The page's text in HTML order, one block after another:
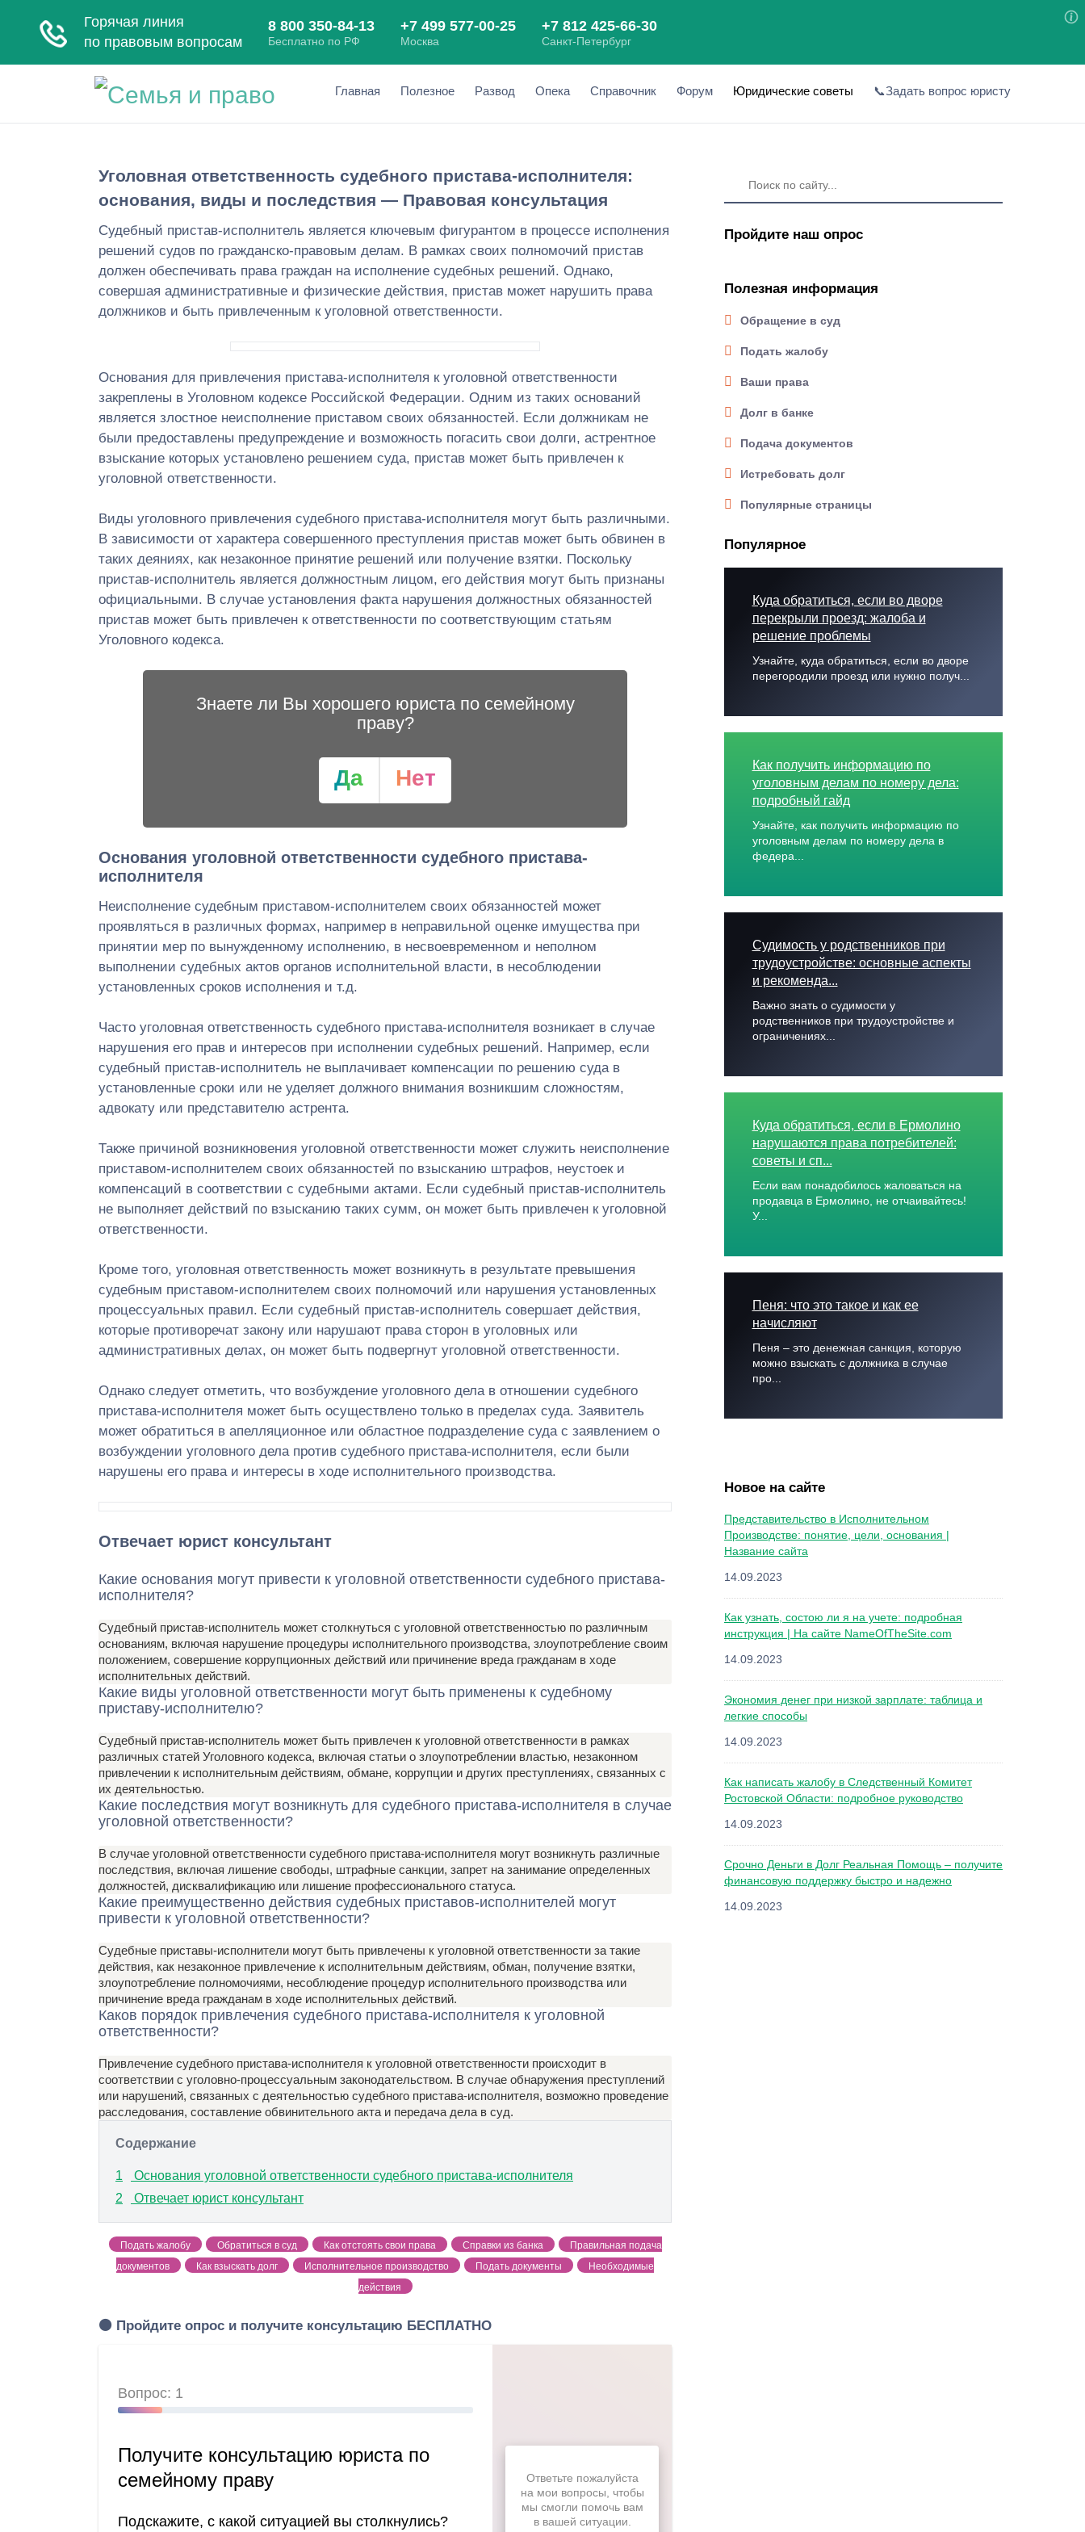
Главная Полезное Развод Опека Справочник Форум Юридические советы 📞Задать вопрос юристу
Уголовная ответственность судебного пристава-исполнителя:
основания, виды и последствия — Правовая консультация
Судебный пристав-исполнитель является ключевым фигурантом в процессе исполнения
решений судов по гражданско-правовым делам. В рамках своих полномочий пристав
должен обеспечивать права граждан на исполнение судебных решений. Однако,
совершая административные и физические действия, пристав может нарушить права
должников и быть привлеченным к уголовной ответственности.
Основания для привлечения пристава-исполнителя к уголовной ответственности
закреплены в Уголовном кодексе Российской Федерации. Одним из таких оснований
является злостное неисполнение приставом своих обязанностей. Если должникам не
были предоставлены предупреждение и возможность погасить свои долги, астрентное
взыскание которых установлено решением суда, пристав может быть привлечен к
уголовной ответственности.
Виды уголовного привлечения судебного пристава-исполнителя могут быть различными.
В зависимости от характера совершенного преступления пристав может быть обвинен в
таких деяниях, как незаконное принятие решений или получение взятки. Поскольку
пристав-исполнитель является должностным лицом, его действия могут быть признаны
официальными. В случае установления факта нарушения должностных обязанностей
пристав может быть привлечен к ответственности по соответствующим статьям
Уголовного кодекса.
Знаете ли Вы хорошего юриста по семейному
праву?
Да Нет
Основания уголовной ответственности судебного пристава-
исполнителя
Неисполнение судебным приставом-исполнителем своих обязанностей может
проявляться в различных формах, например в неправильной оценке имущества при
принятии мер по вынужденному исполнению, в несвоевременном и неполном
выполнении судебных актов органов исполнительной власти, в несоблюдении
установленных сроков исполнения и т.д.
Часто уголовная ответственность судебного пристава-исполнителя возникает в случае
нарушения его прав и интересов при исполнении судебных решений. Например, если
судебный пристав-исполнитель не выплачивает компенсации по решению суда в
установленные сроки или не уделяет должного внимания возникшим сложностям,
адвокату или представителю астрента.
Также причиной возникновения уголовной ответственности может служить неисполнение
приставом-исполнителем своих обязанностей по взысканию штрафов, неустоек и
компенсаций в соответствии с судебными актами. Если судебный пристав-исполнитель
не выполняет действий по взысканию таких сумм, он может быть привлечен к уголовной
ответственности.
Кроме того, уголовная ответственность может возникнуть в результате превышения
судебным приставом-исполнителем своих полномочий или нарушения установленных
процессуальных правил. Если судебный пристав-исполнитель совершает действия,
которые противоречат закону или нарушают права сторон в уголовных или
административных делах, он может быть подвергнут уголовной ответственности.
Однако следует отметить, что возбуждение уголовного дела в отношении судебного
пристава-исполнителя может быть осуществлено только в пределах суда. Заявитель
может обратиться в апелляционное или областное подразделение суда с заявлением о
возбуждении уголовного дела против судебного пристава-исполнителя, если были
нарушены его права и интересы в ходе исполнительного производства.
Отвечает юрист консультант
Какие основания могут привести к уголовной ответственности судебного пристава-
исполнителя?
Судебный пристав-исполнитель может столкнуться с уголовной ответственностью по различным
основаниям, включая нарушение процедуры исполнительного производства, злоупотребление своим
положением, совершение коррупционных действий или причинение вреда гражданам в ходе
исполнительных действий.
Какие виды уголовной ответственности могут быть применены к судебному
приставу-исполнителю?
Судебный пристав-исполнитель может быть привлечен к уголовной ответственности в рамках
различных статей Уголовного кодекса, включая статьи о злоупотреблении властью, незаконном
привлечении к исполнительным действиям, обмане, коррупции и других преступлениях, связанных с
их деятельностью.
Какие последствия могут возникнуть для судебного пристава-исполнителя в случае
уголовной ответственности?
В случае уголовной ответственности судебного пристава-исполнителя могут возникнуть различные
последствия, включая лишение свободы, штрафные санкции, запрет на занимание определенных
должностей, дисквалификацию или лишение профессионального статуса.
Какие преимущественно действия судебных приставов-исполнителей могут
привести к уголовной ответственности?
Судебные приставы-исполнители могут быть привлечены к уголовной ответственности за такие
действия, как незаконное привлечение к исполнительным действиям, обман, получение взятки,
злоупотребление полномочиями, несоблюдение процедур исполнительного производства или
причинение вреда гражданам в ходе исполнительных действий.
Каков порядок привлечения судебного пристава-исполнителя к уголовной
ответственности?
Привлечение судебного пристава-исполнителя к уголовной ответственности происходит в
соответствии с уголовно-процессуальным законодательством. В случае обнаружения преступлений
или нарушений, связанных с деятельностью судебного пристава-исполнителя, возможно проведение
расследования, составление обвинительного акта и передача дела в суд.
Содержание
1
Основания уголовной ответственности судебного пристава-исполнителя
2
Отвечает юрист консультант
Подать жалобу Обратиться в суд Как отстоять свои права Справки из банка
Правильная подача
документов
Как взыскать долг Исполнительное производство Подать документы
Необходимые
действия
🟠 Пройдите опрос и получите консультацию БЕСПЛАТНО
Пройдите наш опрос
Полезная информация
Обращение в суд
Подать жалобу
Ваши права
Долг в банке
Подача документов
Истребовать долг
Популярные страницы
Популярное
Куда обратиться, если во дворе
перекрыли проезд: жалоба и
решение проблемы
Узнайте, куда обратиться, если во дворе
перегородили проезд или нужно получ...
Как получить информацию по
уголовным делам по номеру дела:
подробный гайд
Узнайте, как получить информацию по
уголовным делам по номеру дела в
федера...
Судимость у родственников при
трудоустройстве: основные аспекты
и рекоменда...
Важно знать о судимости у
родственников при трудоустройстве и
ограничениях...
Куда обратиться, если в Ермолино
нарушаются права потребителей:
советы и сп...
Если вам понадобилось жаловаться на
продавца в Ермолино, не отчаивайтесь!
У...
Пеня: что это такое и как ее
начисляют
Пеня – это денежная санкция, которую
можно взыскать с должника в случае
про...
Новое на сайте
Представительство в Исполнительном
Производстве: понятие, цели, основания |
Название сайта
14.09.2023
Как узнать, состою ли я на учете: подробная
инструкция | На сайте NameOfTheSite.com
14.09.2023
Экономия денег при низкой зарплате: таблица и
легкие способы
14.09.2023
Как написать жалобу в Следственный Комитет
Ростовской Области: подробное руководство
14.09.2023
Срочно Деньги в Долг Реальная Помощь – получите
финансовую поддержку быстро и надежно
14.09.2023